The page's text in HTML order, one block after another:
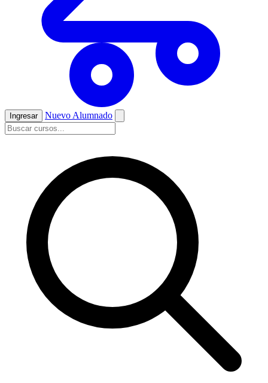
Ingresar Nuevo Alumnado